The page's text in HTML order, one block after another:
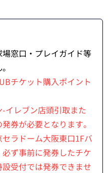
場窓口・プレイガイド等
チケット購入ポイント
イレブン店頭引取また
券が必要となります。
ラドーム大阪東口1Fバ
ず事前に発券したチケ
受付では発券できませ